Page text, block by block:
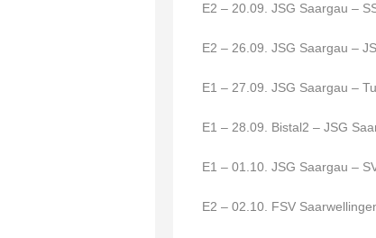
E2 – 20.09. JSG Saargau –
E2 – 26.09. JSG Saargau –
E1 – 27.09. JSG Saargau –
E1 – 28.09. Bistal2 – JSG
E1 – 01.10. JSG Saargau –
E2 – 02.10. FSV